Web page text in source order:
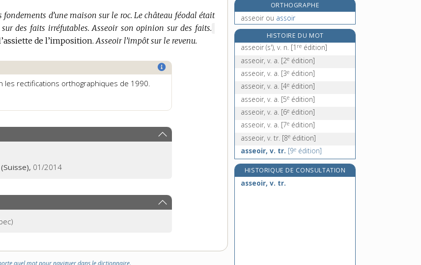
fondements d’une maison sur le roc. Le château féodal était
des faits irréfutables. Asseoir son opinion sur des faits.
MARQUE
DOMAINE
de l’imposition. Asseoir l’impôt sur le revenu.
les rectifications orthographiques de 1990.
01/2014
quel mot pour naviguer dans le dictionnaire.
ORTHOGRAPHE
asseoir ou assoir
HISTOIRE DU MOT
asseoir (s'), v. n. [1 re édition]
asseoir, v. a. [2e édition]
asseoir, v. a. [3e édition]
asseoir, v. a. [4e édition]
asseoir, v. a. [5e édition]
asseoir, v. a. [6e édition]
asseoir, v. a. [7e édition]
asseoir, v. tr. [8e édition]
asseoir, v. tr. [9e édition]
HISTORIQUE DE CONSULTATION
asseoir, v. tr.